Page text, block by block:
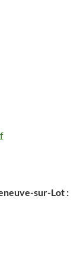
sur-Lot :